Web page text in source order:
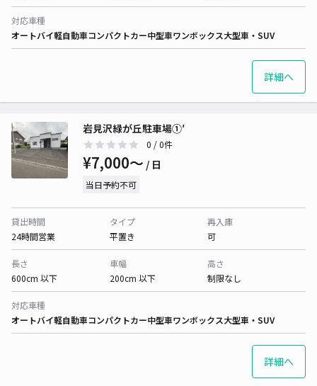
対応車種
オートバイ軽自動車コンパクトカー中型車ワンボックス大型車・SUV
詳細へ
岩見沢緑が丘駐車場①′
0 / 0件
¥7,000〜 / 日
当日予約不可
貸出時間
24時間営業
タイプ
平置き
再入庫
可
長さ
600cm 以下
車幅
200cm 以下
高さ
制限なし
対応車種
オートバイ軽自動車コンパクトカー中型車ワンボックス大型車・SUV
詳細へ